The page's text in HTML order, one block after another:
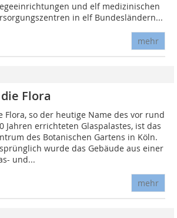
und elf medizinischen
in elf Bundesländern...
mehr
Flora
Flora, so der heutige Name des vor rund
Jahren errichteten Glaspalastes, ist das
des Botanischen Gartens in Köln.
wurde das Gebäude aus einer
und...
mehr